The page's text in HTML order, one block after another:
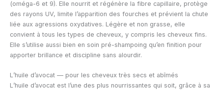
(oméga-6 et 9). Elle nourrit et régénère la fibre capillaire, protège
des rayons UV, limite l’apparition des fourches et prévient la chute
liée aux agressions oxydatives. Légère et non grasse, elle
convient à tous les types de cheveux, y compris les cheveux fins.
Elle s’utilise aussi bien en soin pré-shampoing qu’en finition pour
apporter brillance et discipline sans alourdir.
L’huile d’avocat — pour les cheveux très secs et abîmés
L’huile d’avocat est l’une des plus nourrissantes qui soit, grâce à sa